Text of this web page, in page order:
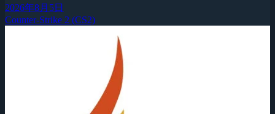
2026年8月5日
Counter-Strike 2 (CS2)